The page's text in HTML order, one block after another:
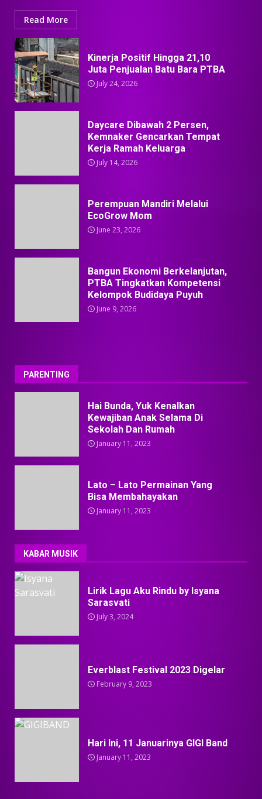
Read More
Kinerja Positif Hingga 21,10
Juta Penjualan Batu Bara PTBA
July 24, 2026
Daycare Dibawah 2 Persen,
Kemnaker Gencarkan Tempat
Kerja Ramah Keluarga
July 14, 2026
Perempuan Mandiri Melalui
EcoGrow Mom
June 23, 2026
Bangun Ekonomi Berkelanjutan,
PTBA Tingkatkan Kompetensi
Kelompok Budidaya Puyuh
June 9, 2026
PARENTING
Hai Bunda, Yuk Kenalkan
Kewajiban Anak Selama Di
Sekolah Dan Rumah
January 11, 2023
Lato – Lato Permainan Yang
Bisa Membahayakan
January 11, 2023
KABAR MUSIK
Lirik Lagu Aku Rindu by Isyana
Sarasvati
July 3, 2024
Everblast Festival 2023 Digelar
February 9, 2023
Hari Ini, 11 Januarinya GIGI Band
January 11, 2023